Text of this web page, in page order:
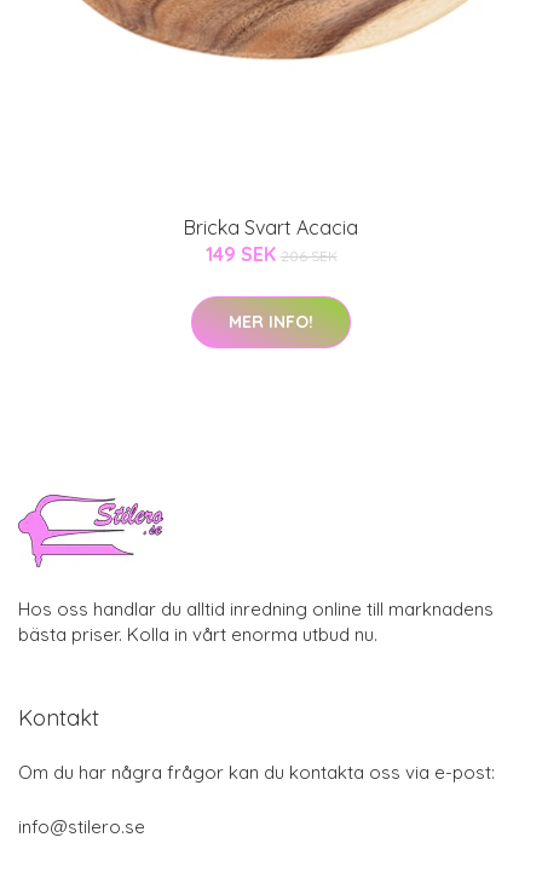
Bricka Svart Acacia
149 SEK 206 SEK
MER INFO!
Hos oss handlar du alltid inredning online till marknadens
bästa priser. Kolla in vårt enorma utbud nu.
Kontakt
Om du har några frågor kan du kontakta oss via e-post:
info@stilero.se